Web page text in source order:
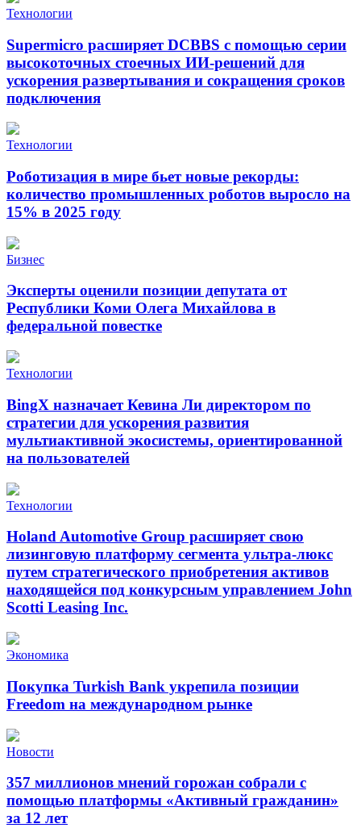
Технологии
Supermicro расширяет DCBBS с помощью серии
высокоточных стоечных ИИ-решений для
ускорения развертывания и сокращения сроков
подключения
Технологии
Роботизация в мире бьет новые рекорды:
количество промышленных роботов выросло на
15% в 2025 году
Бизнес
Эксперты оценили позиции депутата от
Республики Коми Олега Михайлова в
федеральной повестке
Технологии
BingX назначает Кевина Ли директором по
стратегии для ускорения развития
мультиактивной экосистемы, ориентированной
на пользователей
Технологии
Holand Automotive Group расширяет свою
лизинговую платформу сегмента ультра-люкс
путем стратегического приобретения активов
находящейся под конкурсным управлением John
Scotti Leasing Inc.
Экономика
Покупка Turkish Bank укрепила позиции
Freedom на международном рынке
Новости
357 миллионов мнений горожан собрали с
помощью платформы «Активный гражданин»
за 12 лет